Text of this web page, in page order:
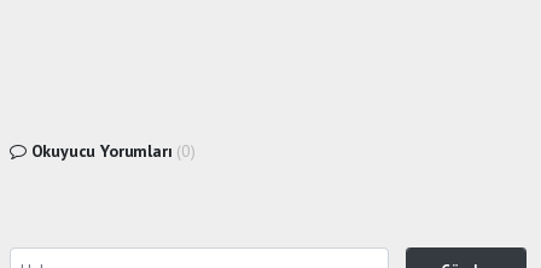
Okuyucu Yorumları (0)